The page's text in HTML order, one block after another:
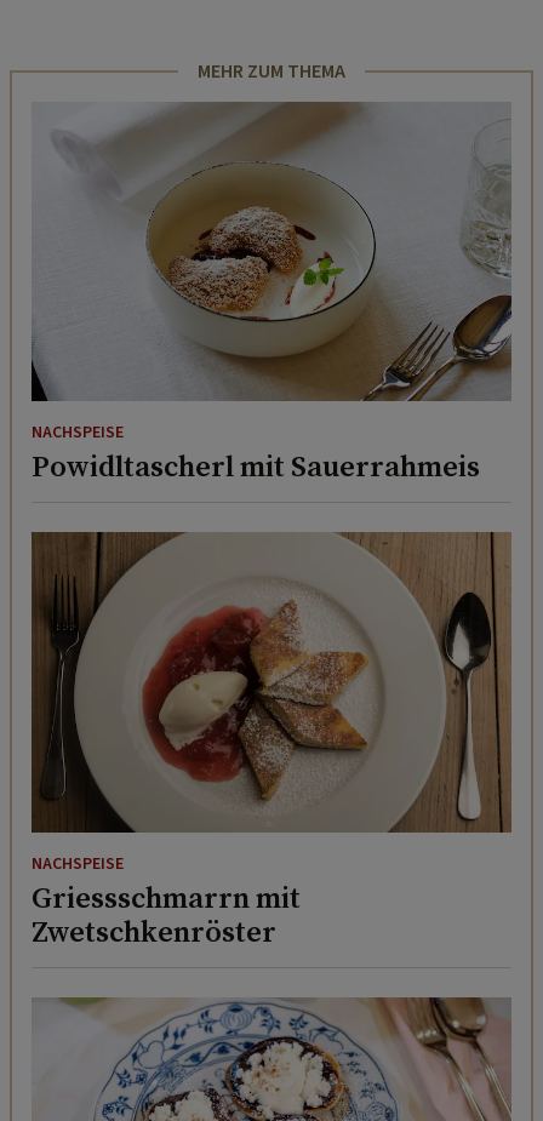
MEHR ZUM THEMA
NACHSPEISE
Powidltascherl mit Sauerrahmeis
NACHSPEISE
Griessschmarrn mit
Zwetschkenröster